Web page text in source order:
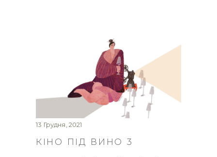
13 Грудня, 2021
КІНО ПІД ВИНО 3